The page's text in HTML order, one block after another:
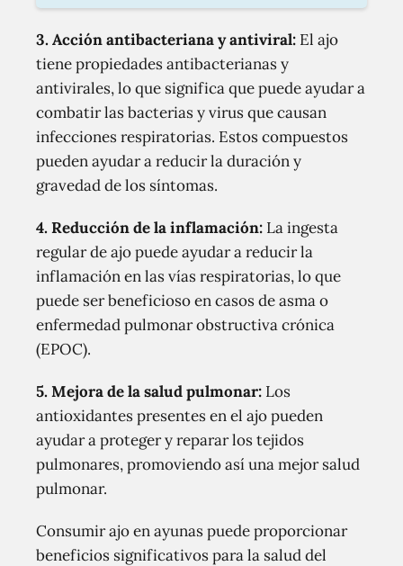
3. Acción antibacteriana y antiviral: El ajo
tiene propiedades antibacterianas y
antivirales, lo que significa que puede ayudar a
combatir las bacterias y virus que causan
infecciones respiratorias. Estos compuestos
pueden ayudar a reducir la duración y
gravedad de los síntomas.
4. Reducción de la inflamación: La ingesta
regular de ajo puede ayudar a reducir la
inflamación en las vías respiratorias, lo que
puede ser beneficioso en casos de asma o
enfermedad pulmonar obstructiva crónica
(EPOC).
5. Mejora de la salud pulmonar: Los
antioxidantes presentes en el ajo pueden
ayudar a proteger y reparar los tejidos
pulmonares, promoviendo así una mejor salud
pulmonar.
Consumir ajo en ayunas puede proporcionar
beneficios significativos para la salud del